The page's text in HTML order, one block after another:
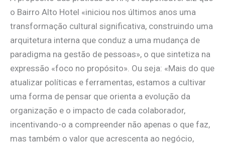
o Bairro Alto Hotel «iniciou nos últimos anos uma
transformação cultural significativa, construindo uma
arquitetura interna que conduz a uma mudança de
paradigma na gestão de pessoas», o que sintetiza na
expressão «foco no propósito». Ou seja: «Mais do que
atualizar políticas e ferramentas, estamos a cultivar
uma forma de pensar que orienta a evolução da
organização e o impacto de cada colaborador,
incentivando-o a compreender não apenas o que faz,
mas também o valor que acrescenta ao negócio,